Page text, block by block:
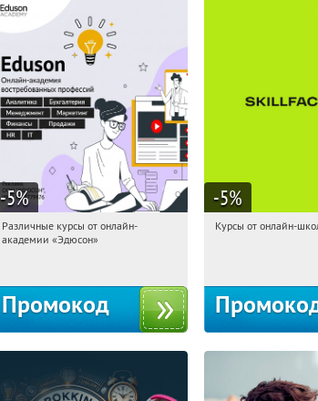
-5%
09:53:10 Получили:
Различные курсы от онлайн-
академии «Эдюсон»
Промокод
-5%
09:53:10
Курсы от онлайн-